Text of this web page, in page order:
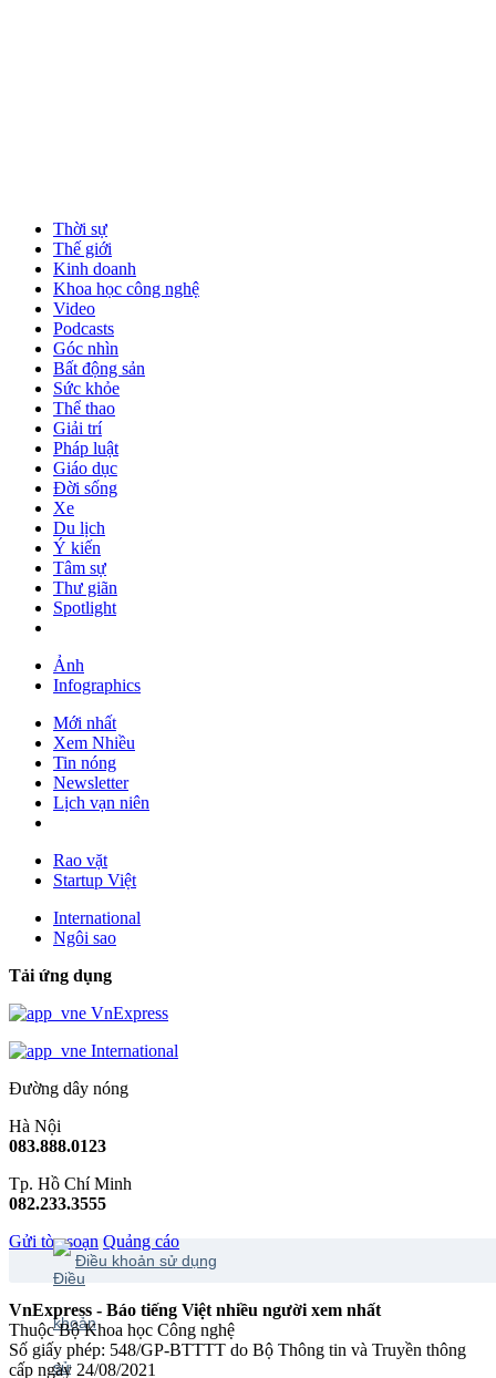
Thời sự
Thế giới
Kinh doanh
Khoa học công nghệ
Video
Podcasts
Góc nhìn
Bất động sản
Sức khỏe
Thể thao
Giải trí
Pháp luật
Giáo dục
Đời sống
Xe
Du lịch
Ý kiến
Tâm sự
Thư giãn
Spotlight
Ảnh
Infographics
Mới nhất
Xem Nhiều
Tin nóng
Newsletter
Lịch vạn niên
Rao vặt
Startup Việt
International
Ngôi sao
Tải ứng dụng
VnExpress
International
Đường dây nóng
Hà Nội
083.888.0123
Tp. Hồ Chí Minh
082.233.3555
Gửi tòa soạn Quảng cáo
Điều khoản sử dụng
VnExpress - Báo tiếng Việt nhiều người xem nhất
Thuộc Bộ Khoa học Công nghệ
Số giấy phép: 548/GP-BTTTT do Bộ Thông tin và Truyền thông
cấp ngày 24/08/2021